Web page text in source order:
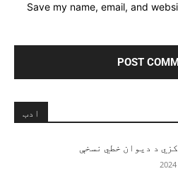
Save my name, email, and
ادب
د دیوان خطي نسخې